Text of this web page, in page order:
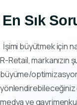
En Sık
İşimi büyütmek için
R-Retail, markanızın
büyüme/
yönlendirebileceğiniz
medya ve